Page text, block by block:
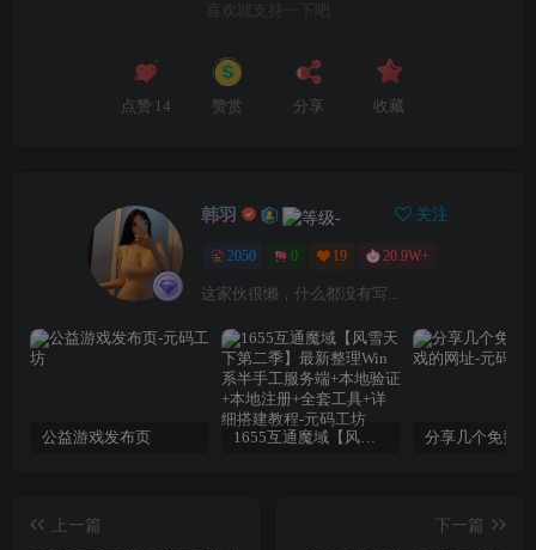
喜欢就支持一下吧
点赞 14 赞赏 分享 收藏
韩羽 关注
2050 0 19 20.9W+
这家伙很懒，什么都没有写...
公益游戏发布页 1655互通魔域【风雪天下第二季】最新整理Win系半手工服务端+本地验证+本地注册+全套工具+详细搭建教程
上一篇
下一篇